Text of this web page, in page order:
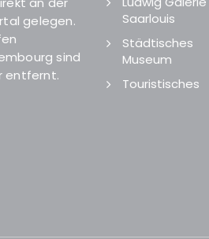
gelegen.
sind
entfernt.
Saarlouis
Städtisches
Museum
Touristisches